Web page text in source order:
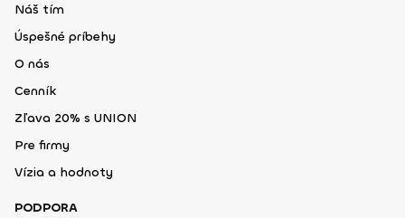
Náš tím
Úspešné príbehy
O nás
Cenník
Zľava 20% s UNION
Pre firmy
Vízia a hodnoty
PODPORA